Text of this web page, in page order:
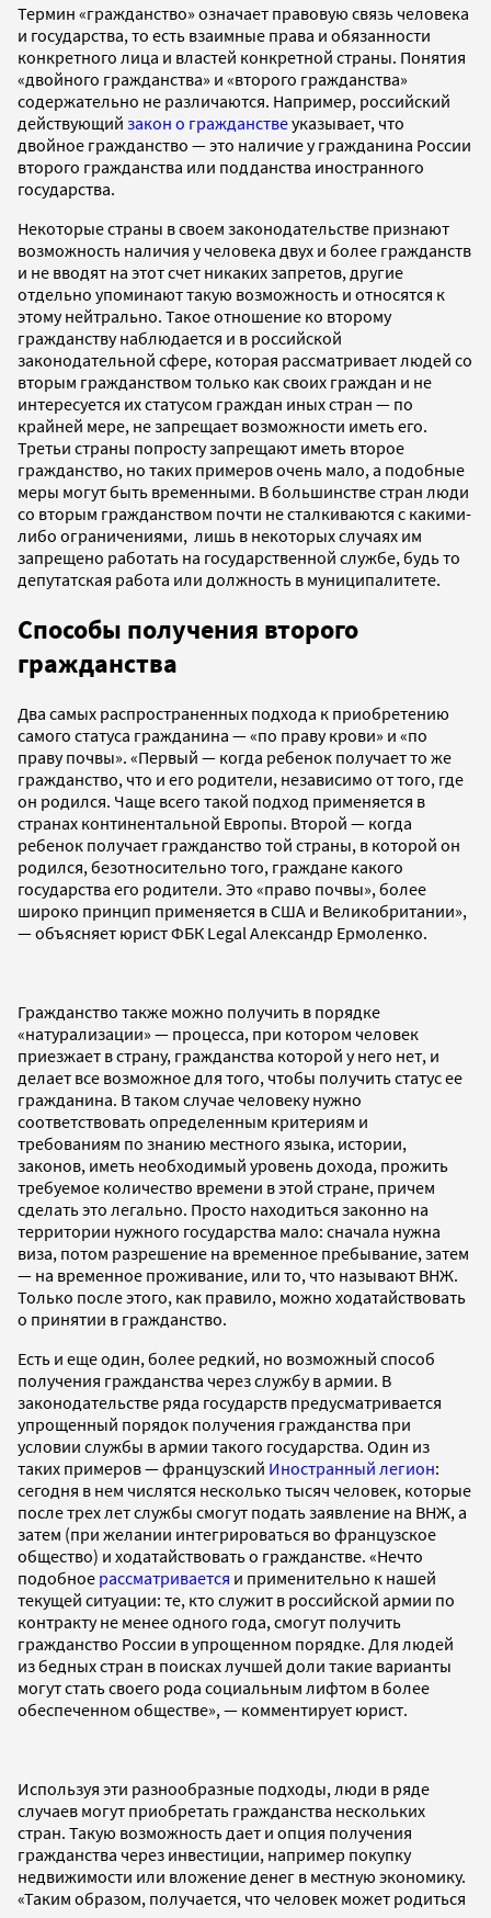
Термин «гражданство» означает правовую связь человека
и государства, то есть взаимные права и обязанности
конкретного лица и властей конкретной страны. Понятия
«двойного гражданства» и «второго гражданства»
содержательно не различаются. Например, российский
действующий закон о гражданствеуказывает, что
двойное гражданство — это наличие у гражданина России
второго гражданства или подданства иностранного
государства.
Некоторые страны в своем законодательстве признают
возможность наличия у человека двух и более гражданств
и не вводят на этот счет никаких запретов, другие
отдельно упоминают такую возможность и относятся к
этому нейтрально. Такое отношение ко второму
гражданству наблюдается и в российской
законодательной сфере, которая рассматривает людей со
вторым гражданством только как своих граждан и не
интересуется их статусом граждан иных стран — по
крайней мере, не запрещает возможности иметь его.
Третьи страны попросту запрещают иметь второе
гражданство, но таких примеров очень мало, а подобные
меры могут быть временными. В большинстве стран люди
со вторым гражданством почти не сталкиваются с какими-
либо ограничениями, лишь в некоторых случаях им
запрещено работать на государственной службе, будь то
депутатская работа или должность в муниципалитете.
Способы получения второго
гражданства
Два самых распространенных подхода к приобретению
самого статуса гражданина — «по праву крови» и «по
праву почвы». «Первый — когда ребенок получает то же
гражданство, что и его родители, независимо от того, где
он родился. Чаще всего такой подход применяется в
странах континентальной Европы. Второй — когда
ребенок получает гражданство той страны, в которой он
родился, безотносительно того, граждане какого
государства его родители. Это «право почвы», более
широко принцип применяется в США и Великобритании»,
— объясняет юрист ФБК Legal Александр Ермоленко.
Гражданство также можно получить в порядке
«натурализации» — процесса, при котором человек
приезжает в страну, гражданства которой у него нет, и
делает все возможное для того, чтобы получить статус ее
гражданина. В таком случае человеку нужно
соответствовать определенным критериям и
требованиям по знанию местного языка, истории,
законов, иметь необходимый уровень дохода, прожить
требуемое количество времени в этой стране, причем
сделать это легально. Просто находиться законно на
территории нужного государства мало: сначала нужна
виза, потом разрешение на временное пребывание, затем
— на временное проживание, или то, что называют ВНЖ.
Только после этого, как правило, можно ходатайствовать
о принятии в гражданство.
Есть и еще один, более редкий, но возможный способ
получения гражданства через службу в армии. В
законодательстве ряда государств предусматривается
упрощенный порядок получения гражданства при
условии службы в армии такого государства. Один из
таких примеров — французский Иностранный легион:
сегодня в нем числятся несколько тысяч человек, которые
после трех лет службы смогут подать заявление на ВНЖ, а
затем (при желании интегрироваться во французское
общество) и ходатайствовать о гражданстве. «Нечто
подобное рассматривается и применительно к нашей
текущей ситуации: те, кто служит в российской армии по
контракту не менее одного года, смогут получить
гражданство России в упрощенном порядке. Для людей
из бедных стран в поисках лучшей доли такие варианты
могут стать своего рода социальным лифтом в более
обеспеченном обществе», — комментирует юрист.
Используя эти разнообразные подходы, люди в ряде
случаев могут приобретать гражданства нескольких
стран. Такую возможность дает и опция получения
гражданства через инвестиции, например покупку
недвижимости или вложение денег в местную экономику.
«Таким образом, получается, что человек может родиться